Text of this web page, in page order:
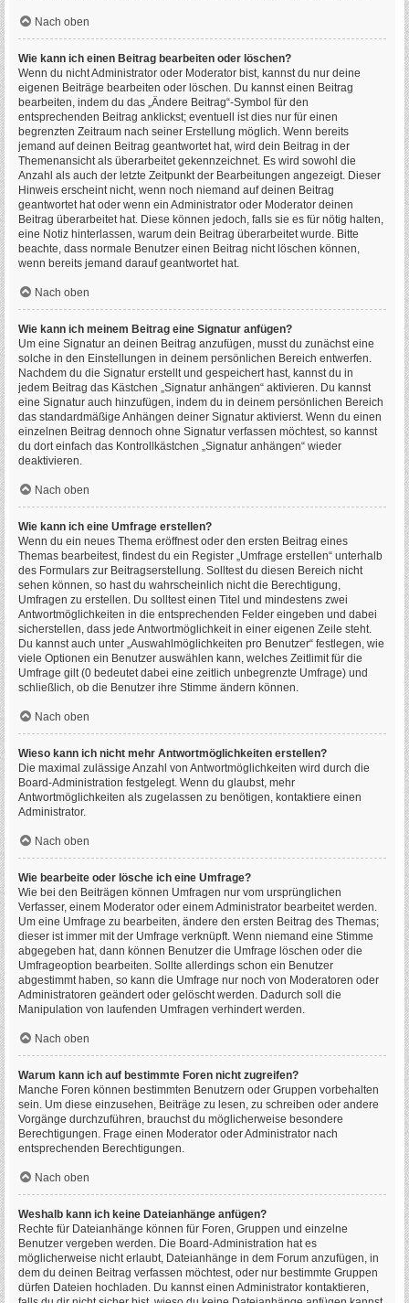
Nach oben
Wie kann ich einen Beitrag bearbeiten oder löschen?
Wenn du nicht Administrator oder Moderator bist, kannst du nur deine
eigenen Beiträge bearbeiten oder löschen. Du kannst einen Beitrag
bearbeiten, indem du das „Ändere Beitrag“-Symbol für den
entsprechenden Beitrag anklickst; eventuell ist dies nur für einen
begrenzten Zeitraum nach seiner Erstellung möglich. Wenn bereits
jemand auf deinen Beitrag geantwortet hat, wird dein Beitrag in der
Themenansicht als überarbeitet gekennzeichnet. Es wird sowohl die
Anzahl als auch der letzte Zeitpunkt der Bearbeitungen angezeigt. Dieser
Hinweis erscheint nicht, wenn noch niemand auf deinen Beitrag
geantwortet hat oder wenn ein Administrator oder Moderator deinen
Beitrag überarbeitet hat. Diese können jedoch, falls sie es für nötig halten,
eine Notiz hinterlassen, warum dein Beitrag überarbeitet wurde. Bitte
beachte, dass normale Benutzer einen Beitrag nicht löschen können,
wenn bereits jemand darauf geantwortet hat.
Nach oben
Wie kann ich meinem Beitrag eine Signatur anfügen?
Um eine Signatur an deinen Beitrag anzufügen, musst du zunächst eine
solche in den Einstellungen in deinem persönlichen Bereich entwerfen.
Nachdem du die Signatur erstellt und gespeichert hast, kannst du in
jedem Beitrag das Kästchen „Signatur anhängen“ aktivieren. Du kannst
eine Signatur auch hinzufügen, indem du in deinem persönlichen Bereich
das standardmäßige Anhängen deiner Signatur aktivierst. Wenn du einen
einzelnen Beitrag dennoch ohne Signatur verfassen möchtest, so kannst
du dort einfach das Kontrollkästchen „Signatur anhängen“ wieder
deaktivieren.
Nach oben
Wie kann ich eine Umfrage erstellen?
Wenn du ein neues Thema eröffnest oder den ersten Beitrag eines
Themas bearbeitest, findest du ein Register „Umfrage erstellen“ unterhalb
des Formulars zur Beitragserstellung. Solltest du diesen Bereich nicht
sehen können, so hast du wahrscheinlich nicht die Berechtigung,
Umfragen zu erstellen. Du solltest einen Titel und mindestens zwei
Antwortmöglichkeiten in die entsprechenden Felder eingeben und dabei
sicherstellen, dass jede Antwortmöglichkeit in einer eigenen Zeile steht.
Du kannst auch unter „Auswahlmöglichkeiten pro Benutzer“ festlegen, wie
viele Optionen ein Benutzer auswählen kann, welches Zeitlimit für die
Umfrage gilt (0 bedeutet dabei eine zeitlich unbegrenzte Umfrage) und
schließlich, ob die Benutzer ihre Stimme ändern können.
Nach oben
Wieso kann ich nicht mehr Antwortmöglichkeiten erstellen?
Die maximal zulässige Anzahl von Antwortmöglichkeiten wird durch die
Board-Administration festgelegt. Wenn du glaubst, mehr
Antwortmöglichkeiten als zugelassen zu benötigen, kontaktiere einen
Administrator.
Nach oben
Wie bearbeite oder lösche ich eine Umfrage?
Wie bei den Beiträgen können Umfragen nur vom ursprünglichen
Verfasser, einem Moderator oder einem Administrator bearbeitet werden.
Um eine Umfrage zu bearbeiten, ändere den ersten Beitrag des Themas;
dieser ist immer mit der Umfrage verknüpft. Wenn niemand eine Stimme
abgegeben hat, dann können Benutzer die Umfrage löschen oder die
Umfrageoption bearbeiten. Sollte allerdings schon ein Benutzer
abgestimmt haben, so kann die Umfrage nur noch von Moderatoren oder
Administratoren geändert oder gelöscht werden. Dadurch soll die
Manipulation von laufenden Umfragen verhindert werden.
Nach oben
Warum kann ich auf bestimmte Foren nicht zugreifen?
Manche Foren können bestimmten Benutzern oder Gruppen vorbehalten
sein. Um diese einzusehen, Beiträge zu lesen, zu schreiben oder andere
Vorgänge durchzuführen, brauchst du möglicherweise besondere
Berechtigungen. Frage einen Moderator oder Administrator nach
entsprechenden Berechtigungen.
Nach oben
Weshalb kann ich keine Dateianhänge anfügen?
Rechte für Dateianhänge können für Foren, Gruppen und einzelne
Benutzer vergeben werden. Die Board-Administration hat es
möglicherweise nicht erlaubt, Dateianhänge in dem Forum anzufügen, in
dem du deinen Beitrag verfassen möchtest, oder nur bestimmte Gruppen
dürfen Dateien hochladen. Du kannst einen Administrator kontaktieren,